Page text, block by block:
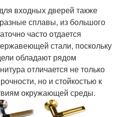
входных дверей также
сплавы, из большого
часто отдается
стали, поскольку
обладают рядом
отличается не только
но и стойкостью к
окружающей среды.